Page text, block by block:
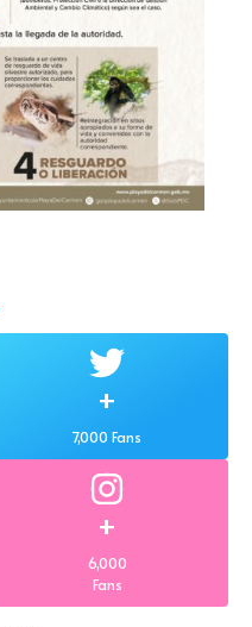
+
7,000 Fans
+
6,000
Fans